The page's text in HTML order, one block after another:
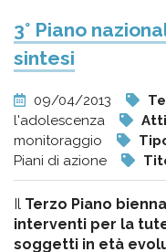
3° Piano
sintesi
09/04/2013
l'adolescenza
monitoraggio
Piani di azione
Il Terzo Piano
interventi per la
soggetti in età